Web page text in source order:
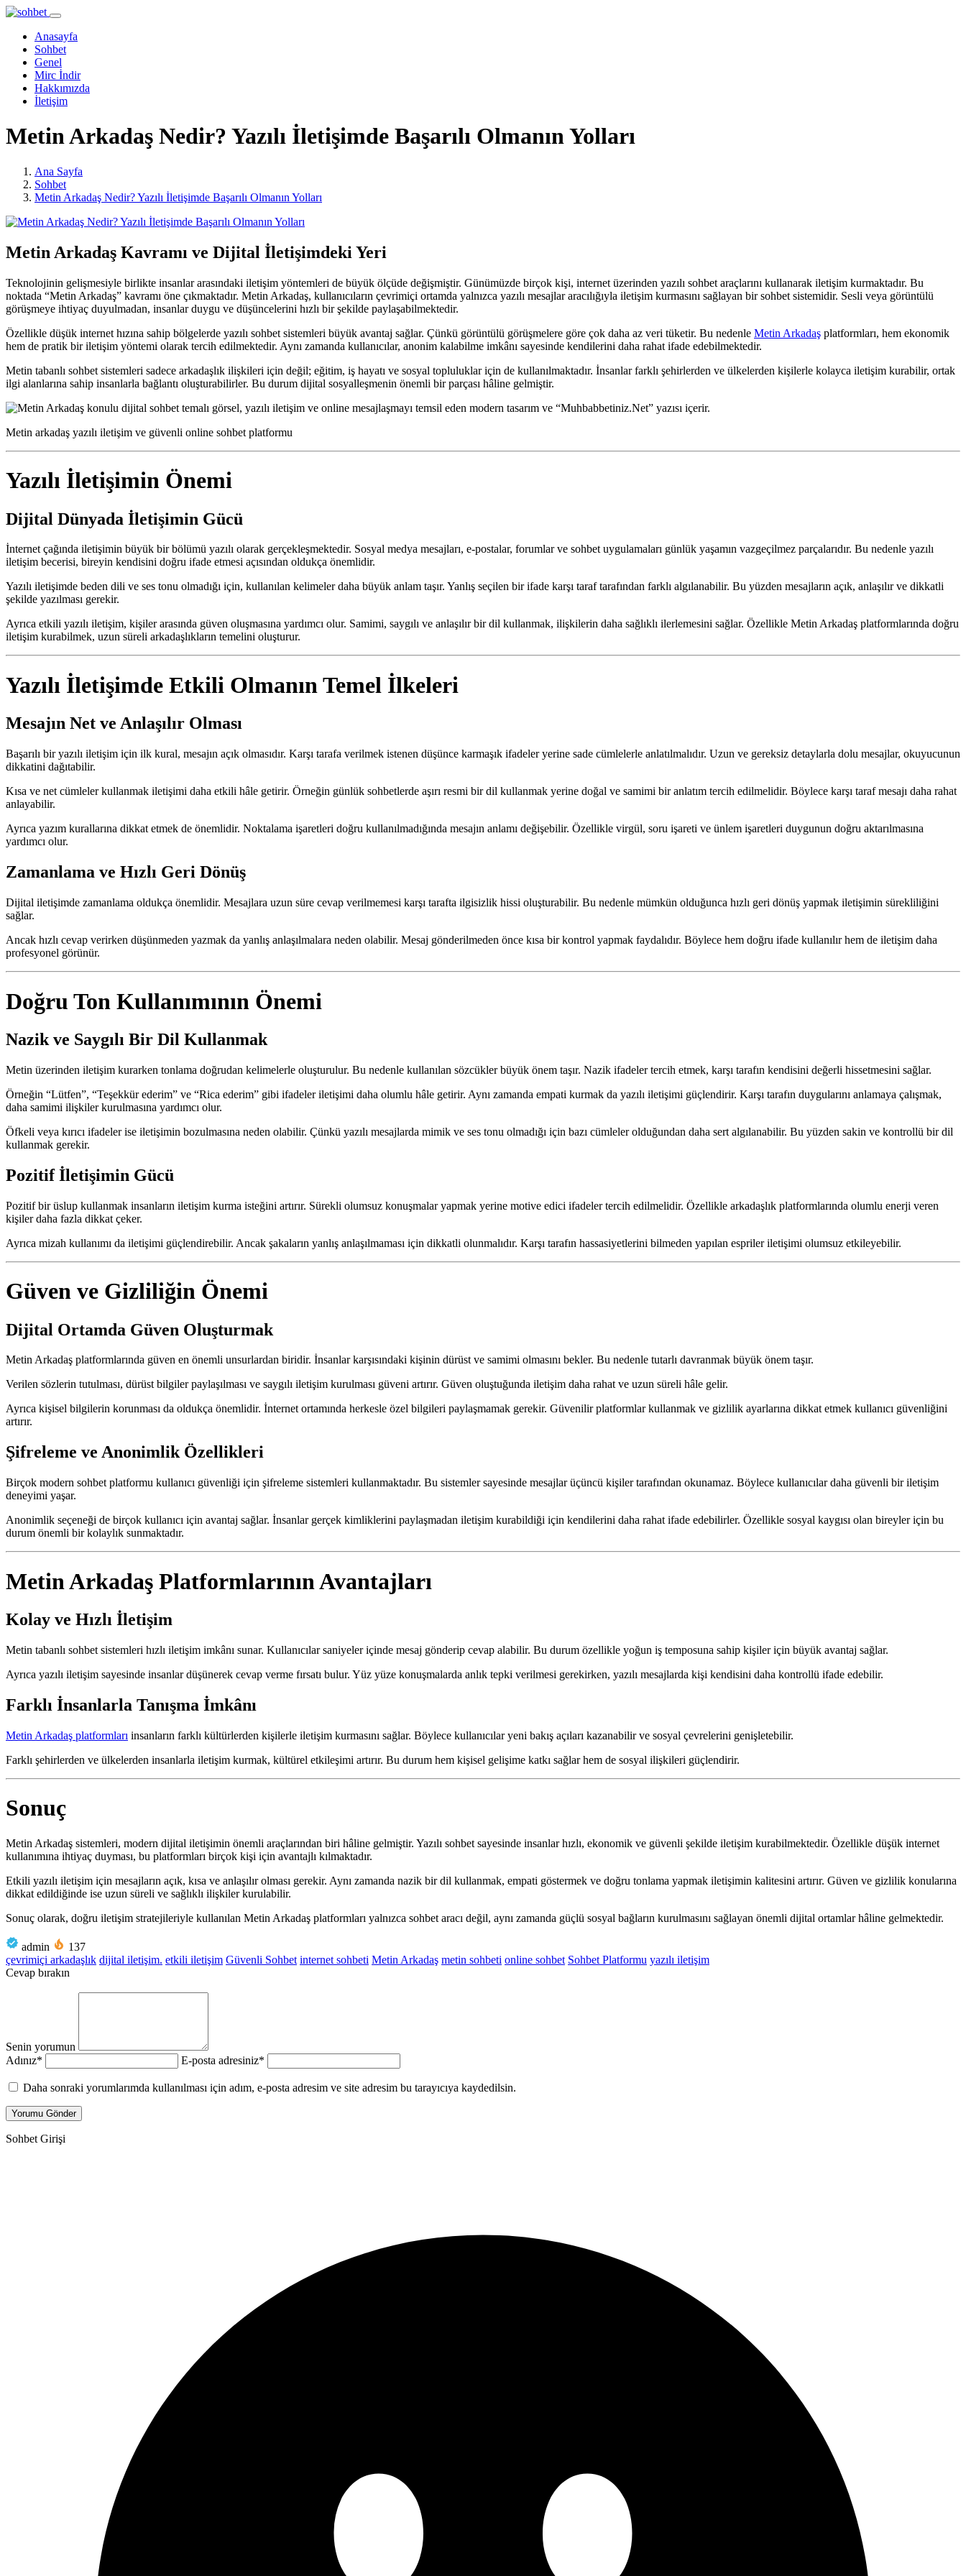
Anasayfa
Sohbet
Genel
Mirc İndir
Hakkımızda
İletişim
Metin Arkadaş Nedir? Yazılı İletişimde Başarılı Olmanın Yolları
Ana Sayfa
Sohbet
Metin Arkadaş Nedir? Yazılı İletişimde Başarılı Olmanın Yolları
Metin Arkadaş Kavramı ve Dijital İletişimdeki Yeri
Teknolojinin gelişmesiyle birlikte insanlar arasındaki iletişim yöntemleri de büyük ölçüde değişmiştir. Günümüzde birçok kişi, internet üzerinden yazılı sohbet araçlarını kullanarak iletişim kurmaktadır. Bu
noktada “Metin Arkadaş” kavramı öne çıkmaktadır. Metin Arkadaş, kullanıcıların çevrimiçi ortamda yalnızca yazılı mesajlar aracılığıyla iletişim kurmasını sağlayan bir sohbet sistemidir. Sesli veya görüntülü
görüşmeye ihtiyaç duyulmadan, insanlar duygu ve düşüncelerini hızlı bir şekilde paylaşabilmektedir.
Özellikle düşük internet hızına sahip bölgelerde yazılı sohbet sistemleri büyük avantaj sağlar. Çünkü görüntülü görüşmelere göre çok daha az veri tüketir. Bu nedenle Metin Arkadaş platformları, hem ekonomik
hem de pratik bir iletişim yöntemi olarak tercih edilmektedir. Aynı zamanda kullanıcılar, anonim kalabilme imkânı sayesinde kendilerini daha rahat ifade edebilmektedir.
Metin tabanlı sohbet sistemleri sadece arkadaşlık ilişkileri için değil; eğitim, iş hayatı ve sosyal topluluklar için de kullanılmaktadır. İnsanlar farklı şehirlerden ve ülkelerden kişilerle kolayca iletişim kurabilir, ortak
ilgi alanlarına sahip insanlarla bağlantı oluşturabilirler. Bu durum dijital sosyalleşmenin önemli bir parçası hâline gelmiştir.
Metin arkadaş yazılı iletişim ve güvenli online sohbet platformu
Yazılı İletişimin Önemi
Dijital Dünyada İletişimin Gücü
İnternet çağında iletişimin büyük bir bölümü yazılı olarak gerçekleşmektedir. Sosyal medya mesajları, e-postalar, forumlar ve sohbet uygulamaları günlük yaşamın vazgeçilmez parçalarıdır. Bu nedenle yazılı
iletişim becerisi, bireyin kendisini doğru ifade etmesi açısından oldukça önemlidir.
Yazılı iletişimde beden dili ve ses tonu olmadığı için, kullanılan kelimeler daha büyük anlam taşır. Yanlış seçilen bir ifade karşı taraf tarafından farklı algılanabilir. Bu yüzden mesajların açık, anlaşılır ve dikkatli
şekilde yazılması gerekir.
Ayrıca etkili yazılı iletişim, kişiler arasında güven oluşmasına yardımcı olur. Samimi, saygılı ve anlaşılır bir dil kullanmak, ilişkilerin daha sağlıklı ilerlemesini sağlar. Özellikle Metin Arkadaş platformlarında doğru
iletişim kurabilmek, uzun süreli arkadaşlıkların temelini oluşturur.
Yazılı İletişimde Etkili Olmanın Temel İlkeleri
Mesajın Net ve Anlaşılır Olması
Başarılı bir yazılı iletişim için ilk kural, mesajın açık olmasıdır. Karşı tarafa verilmek istenen düşünce karmaşık ifadeler yerine sade cümlelerle anlatılmalıdır. Uzun ve gereksiz detaylarla dolu mesajlar, okuyucunun
dikkatini dağıtabilir.
Kısa ve net cümleler kullanmak iletişimi daha etkili hâle getirir. Örneğin günlük sohbetlerde aşırı resmi bir dil kullanmak yerine doğal ve samimi bir anlatım tercih edilmelidir. Böylece karşı taraf mesajı daha rahat
anlayabilir.
Ayrıca yazım kurallarına dikkat etmek de önemlidir. Noktalama işaretleri doğru kullanılmadığında mesajın anlamı değişebilir. Özellikle virgül, soru işareti ve ünlem işaretleri duygunun doğru aktarılmasına
yardımcı olur.
Zamanlama ve Hızlı Geri Dönüş
Dijital iletişimde zamanlama oldukça önemlidir. Mesajlara uzun süre cevap verilmemesi karşı tarafta ilgisizlik hissi oluşturabilir. Bu nedenle mümkün olduğunca hızlı geri dönüş yapmak iletişimin sürekliliğini
sağlar.
Ancak hızlı cevap verirken düşünmeden yazmak da yanlış anlaşılmalara neden olabilir. Mesaj gönderilmeden önce kısa bir kontrol yapmak faydalıdır. Böylece hem doğru ifade kullanılır hem de iletişim daha
profesyonel görünür.
Doğru Ton Kullanımının Önemi
Nazik ve Saygılı Bir Dil Kullanmak
Metin üzerinden iletişim kurarken tonlama doğrudan kelimelerle oluşturulur. Bu nedenle kullanılan sözcükler büyük önem taşır. Nazik ifadeler tercih etmek, karşı tarafın kendisini değerli hissetmesini sağlar.
Örneğin “Lütfen”, “Teşekkür ederim” ve “Rica ederim” gibi ifadeler iletişimi daha olumlu hâle getirir. Aynı zamanda empati kurmak da yazılı iletişimi güçlendirir. Karşı tarafın duygularını anlamaya çalışmak,
daha samimi ilişkiler kurulmasına yardımcı olur.
Öfkeli veya kırıcı ifadeler ise iletişimin bozulmasına neden olabilir. Çünkü yazılı mesajlarda mimik ve ses tonu olmadığı için bazı cümleler olduğundan daha sert algılanabilir. Bu yüzden sakin ve kontrollü bir dil
kullanmak gerekir.
Pozitif İletişimin Gücü
Pozitif bir üslup kullanmak insanların iletişim kurma isteğini artırır. Sürekli olumsuz konuşmalar yapmak yerine motive edici ifadeler tercih edilmelidir. Özellikle arkadaşlık platformlarında olumlu enerji veren
kişiler daha fazla dikkat çeker.
Ayrıca mizah kullanımı da iletişimi güçlendirebilir. Ancak şakaların yanlış anlaşılmaması için dikkatli olunmalıdır. Karşı tarafın hassasiyetlerini bilmeden yapılan espriler iletişimi olumsuz etkileyebilir.
Güven ve Gizliliğin Önemi
Dijital Ortamda Güven Oluşturmak
Metin Arkadaş platformlarında güven en önemli unsurlardan biridir. İnsanlar karşısındaki kişinin dürüst ve samimi olmasını bekler. Bu nedenle tutarlı davranmak büyük önem taşır.
Verilen sözlerin tutulması, dürüst bilgiler paylaşılması ve saygılı iletişim kurulması güveni artırır. Güven oluştuğunda iletişim daha rahat ve uzun süreli hâle gelir.
Ayrıca kişisel bilgilerin korunması da oldukça önemlidir. İnternet ortamında herkesle özel bilgileri paylaşmamak gerekir. Güvenilir platformlar kullanmak ve gizlilik ayarlarına dikkat etmek kullanıcı güvenliğini
artırır.
Şifreleme ve Anonimlik Özellikleri
Birçok modern sohbet platformu kullanıcı güvenliği için şifreleme sistemleri kullanmaktadır. Bu sistemler sayesinde mesajlar üçüncü kişiler tarafından okunamaz. Böylece kullanıcılar daha güvenli bir iletişim
deneyimi yaşar.
Anonimlik seçeneği de birçok kullanıcı için avantaj sağlar. İnsanlar gerçek kimliklerini paylaşmadan iletişim kurabildiği için kendilerini daha rahat ifade edebilirler. Özellikle sosyal kaygısı olan bireyler için bu
durum önemli bir kolaylık sunmaktadır.
Metin Arkadaş Platformlarının Avantajları
Kolay ve Hızlı İletişim
Metin tabanlı sohbet sistemleri hızlı iletişim imkânı sunar. Kullanıcılar saniyeler içinde mesaj gönderip cevap alabilir. Bu durum özellikle yoğun iş temposuna sahip kişiler için büyük avantaj sağlar.
Ayrıca yazılı iletişim sayesinde insanlar düşünerek cevap verme fırsatı bulur. Yüz yüze konuşmalarda anlık tepki verilmesi gerekirken, yazılı mesajlarda kişi kendisini daha kontrollü ifade edebilir.
Farklı İnsanlarla Tanışma İmkânı
Metin Arkadaş platformları insanların farklı kültürlerden kişilerle iletişim kurmasını sağlar. Böylece kullanıcılar yeni bakış açıları kazanabilir ve sosyal çevrelerini genişletebilir.
Farklı şehirlerden ve ülkelerden insanlarla iletişim kurmak, kültürel etkileşimi artırır. Bu durum hem kişisel gelişime katkı sağlar hem de sosyal ilişkileri güçlendirir.
Sonuç
Metin Arkadaş sistemleri, modern dijital iletişimin önemli araçlarından biri hâline gelmiştir. Yazılı sohbet sayesinde insanlar hızlı, ekonomik ve güvenli şekilde iletişim kurabilmektedir. Özellikle düşük internet
kullanımına ihtiyaç duyması, bu platformları birçok kişi için avantajlı kılmaktadır.
Etkili yazılı iletişim için mesajların açık, kısa ve anlaşılır olması gerekir. Aynı zamanda nazik bir dil kullanmak, empati göstermek ve doğru tonlama yapmak iletişimin kalitesini artırır. Güven ve gizlilik konularına
dikkat edildiğinde ise uzun süreli ve sağlıklı ilişkiler kurulabilir.
Sonuç olarak, doğru iletişim stratejileriyle kullanılan Metin Arkadaş platformları yalnızca sohbet aracı değil, aynı zamanda güçlü sosyal bağların kurulmasını sağlayan önemli dijital ortamlar hâline gelmektedir.
admin
137
çevrimiçi arkadaşlık dijital iletişim. etkili iletişim Güvenli Sohbet internet sohbeti Metin Arkadaş metin sohbeti online sohbet Sohbet Platformu yazılı iletişim
Cevap bırakın
Senin yorumun
Adınız* E-posta adresiniz*
Daha sonraki yorumlarımda kullanılması için adım, e-posta adresim ve site adresim bu tarayıcıya kaydedilsin.
Sohbet Girişi